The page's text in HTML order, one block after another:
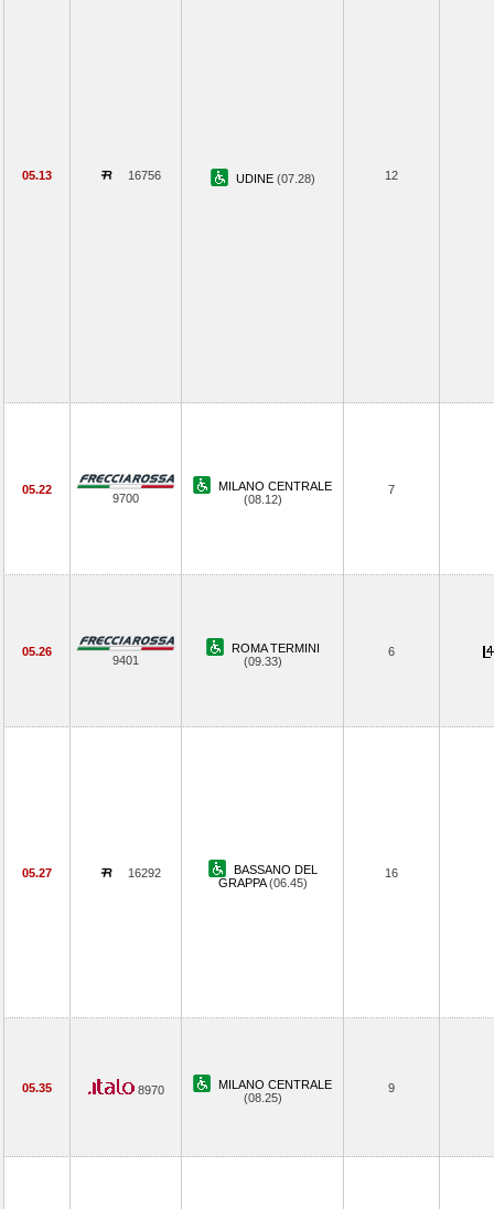
05.13 16756 UDINE (07.28) 12
05.22
9700
MILANO CENTRALE
(08.12)
7
05.26
9401
ROMA TERMINI
(09.33)
6
05.27 16292
BASSANO DEL
GRAPPA(06.45)
16
05.35 8970
MILANO CENTRALE
(08.25)
9